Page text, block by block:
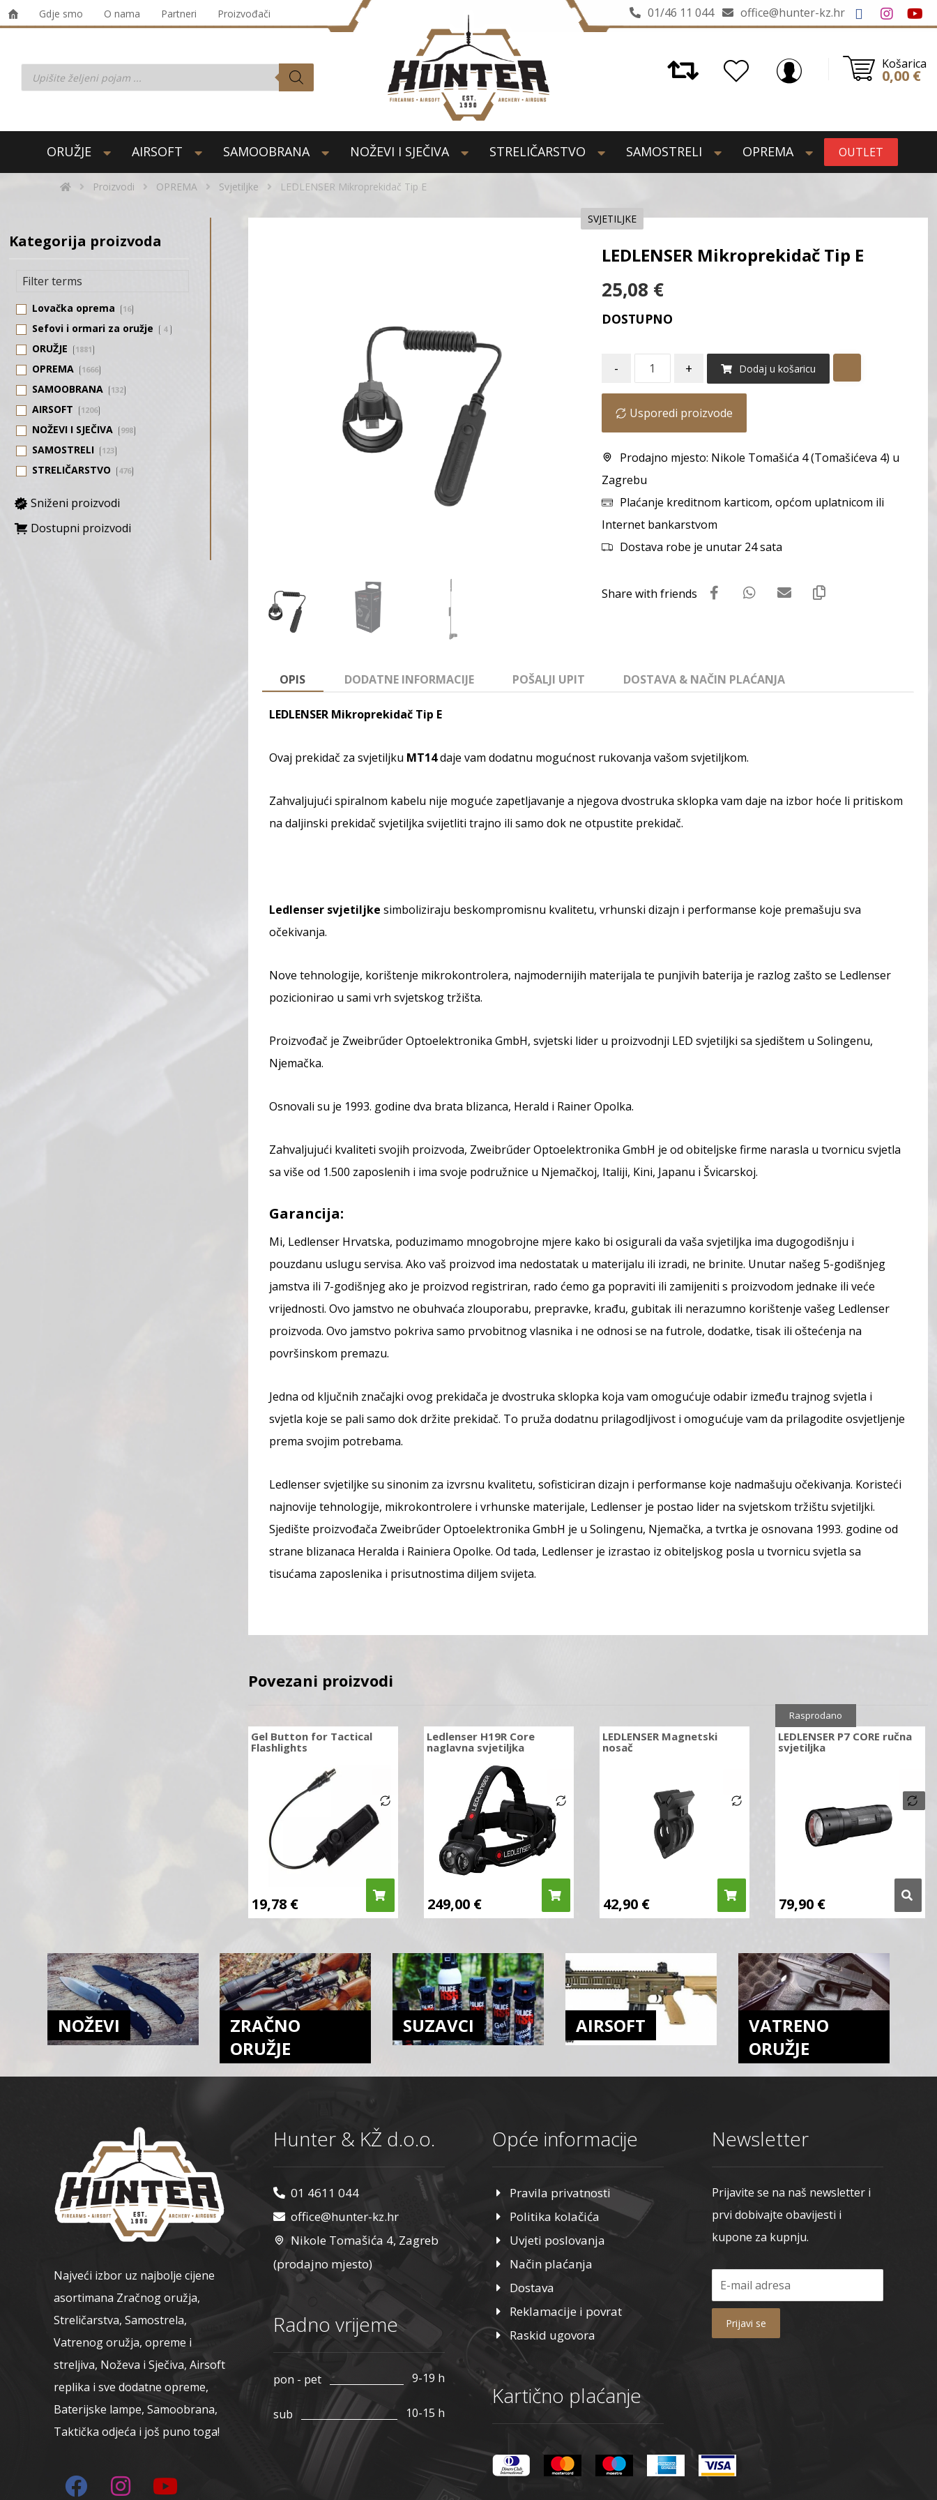
Gdje smo O nama Partneri Proizvođači office@hunter-kz.hr
01/46 11 044
Košarica
0,00 €
ORUŽJE AIRSOFT SAMOOBRANA NOŽEVI I SJEČIVA STRELIČARSTVO SAMOSTRELI OPREMA OUTLET
Proizvodi OPREMA Svjetiljke LEDLENSER Mikroprekidač Tip E
SVJETILJKE
LEDLENSER Mikroprekidač Tip E
25,08 €
DOSTUPNO
- + Dodaj u košaricu
Usporedi proizvode
Prodajno mjesto: Nikole Tomašića 4 (Tomašićeva 4) u
Zagrebu
Plaćanje kreditnom karticom, općom uplatnicom ili
Internet bankarstvom
Dostava robe je unutar 24 sata
OPIS DODATNE INFORMACIJE POŠALJI UPIT DOSTAVA & NAČIN PLAĆANJA
LEDLENSER Mikroprekidač Tip E
Ovaj prekidač za svjetiljku MT14daje vam dodatnu mogućnost rukovanja vašom svjetiljkom.
Zahvaljujući spiralnom kabelu nije moguće zapetljavanje a njegova dvostruka sklopka vam daje na izbor hoće li pritiskom
na daljinski prekidač svjetiljka svijetliti trajno ili samo dok ne otpustite prekidač.
Ledlenser svjetiljke simboliziraju beskompromisnu kvalitetu, vrhunski dizajn i performanse koje premašuju sva
očekivanja.
Nove tehnologije, korištenje mikrokontrolera, najmodernijih materijala te punjivih baterija je razlog zašto se Ledlenser
pozicionirao u sami vrh svjetskog tržišta.
Proizvođač je Zweibrűder Optoelektronika GmbH, svjetski lider u proizvodnji LED svjetiljki sa sjedištem u Solingenu,
Njemačka.
Osnovali su je 1993. godine dva brata blizanca, Herald i Rainer Opolka.
Zahvaljujući kvaliteti svojih proizvoda, Zweibrűder Optoelektronika GmbH je od obiteljske firme narasla u tvornicu svjetla
sa više od 1.500 zaposlenih i ima svoje podružnice u Njemačkoj, Italiji, Kini, Japanu i Švicarskoj.
Garancija:
Mi, Ledlenser Hrvatska, poduzimamo mnogobrojne mjere kako bi osigurali da vaša svjetiljka ima dugogodišnju i
pouzdanu uslugu servisa. Ako vaš proizvod ima nedostatak u materijalu ili izradi, ne brinite. Unutar našeg 5-godišnjeg
jamstva ili 7-godišnjeg ako je proizvod registriran, rado ćemo ga popraviti ili zamijeniti s proizvodom jednake ili veće
vrijednosti. Ovo jamstvo ne obuhvaća zlouporabu, prepravke, krađu, gubitak ili nerazumno korištenje vašeg Ledlenser
proizvoda. Ovo jamstvo pokriva samo prvobitnog vlasnika i ne odnosi se na futrole, dodatke, tisak ili oštećenja na
površinskom premazu.
Jedna od ključnih značajki ovog prekidača je dvostruka sklopka koja vam omogućuje odabir između trajnog svjetla i
svjetla koje se pali samo dok držite prekidač. To pruža dodatnu prilagodljivost i omogućuje vam da prilagodite osvjetljenje
prema svojim potrebama.
Ledlenser svjetiljke su sinonim za izvrsnu kvalitetu, sofisticiran dizajn i performanse koje nadmašuju očekivanja. Koristeći
najnovije tehnologije, mikrokontrolere i vrhunske materijale, Ledlenser je postao lider na svjetskom tržištu svjetiljki.
Sjedište proizvođača Zweibrűder Optoelektronika GmbH je u Solingenu, Njemačka, a tvrtka je osnovana 1993. godine od
strane blizanaca Heralda i Rainiera Opolke. Od tada, Ledlenser je izrastao iz obiteljskog posla u tvornicu svjetla sa
tisućama zaposlenika i prisutnostima diljem svijeta.
Povezani proizvodi
Gel Button for Tactical
Flashlights
19,78 €
Ledlenser H19R Core
naglavna svjetiljka
249,00 €
LEDLENSER Magnetski
nosač
42,90 €
LEDLENSER P7 CORE ručna
svjetiljka
79,90 €
Rasprodano
Kategorija proizvoda
Lovačka oprema 16
Sefovi i ormari za oružje 4
ORUŽJE 1881
OPREMA 1666
SAMOOBRANA 132
AIRSOFT 1206
NOŽEVI I SJEČIVA 998
SAMOSTRELI 123
STRELIČARSTVO 476
Sniženi proizvodi
Dostupni proizvodi
NOŽEVI
ZRAČNO
ORUŽJE
SUZAVCI AIRSOFT
VATRENO
ORUŽJE
Najveći izbor uz najbolje cijene
asortimana Zračnog oružja,
Streličarstva, Samostrela,
Vatrenog oružja, opreme i
streljiva, Noževa i Sječiva, Airsoft
replika i sve dodatne opreme,
Baterijske lampe, Samoobrana,
Taktička odjeća i još puno toga!
Hunter & KŽ d.o.o.
01 4611 044
office@hunter-kz.hr
Nikole Tomašića 4, Zagreb
(prodajno mjesto)
Radno vrijeme
pon - pet 9-19 h
sub 10-15 h
Opće informacije
Pravila privatnosti
Politika kolačića
Uvjeti poslovanja
Način plaćanja
Dostava
Reklamacije i povrat
Raskid ugovora
Kartično plaćanje
Newsletter
Prijavite se na naš newsletter i
prvi dobivajte obavijesti i
kupone za kupnju.
Prijavi se